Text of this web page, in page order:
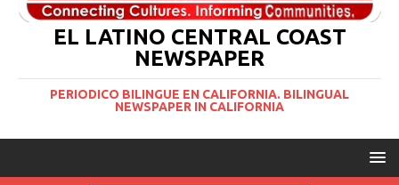
EL LATINO CENTRAL COAST
NEWSPAPER
PERIODICO BILINGUE EN CALIFORNIA. BILINGUAL
NEWSPAPER IN CALIFORNIA